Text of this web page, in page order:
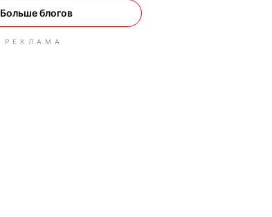
Больше блогов
РЕКЛАМА